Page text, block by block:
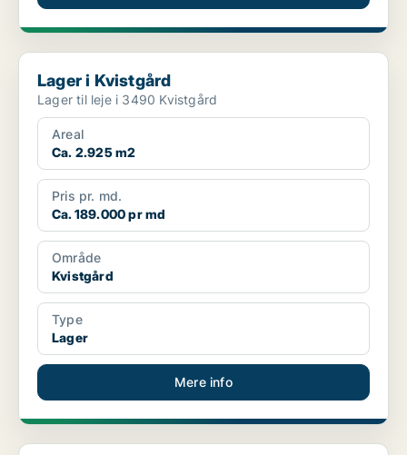
Lager i Kvistgård
Lager i Kvistgård
Lager til leje i 3490 Kvistgård
Areal
Ca. 2.925 m2
Pris pr. md.
Ca. 189.000 pr md
Område
Kvistgård
Type
Lager
Mere info